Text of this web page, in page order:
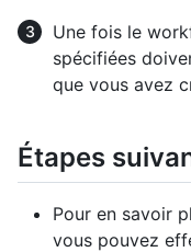
Une fois le
spécifiées
que vous avez
Étapes
Pour en savoir
vous pouvez